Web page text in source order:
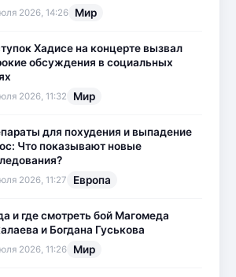
2026, 14:26 Мир
Хадисе на концерте вызвал
обсуждения в социальных
2026, 11:32 Мир
для похудения и выпадение
Что показывают новые
2026, 11:27 Европа
и где смотреть бой Магомеда
и Богдана Гуськова
2026, 11:26 Мир